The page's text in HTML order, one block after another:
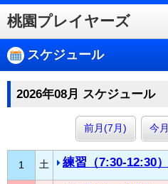
桃園プレイヤーズ
スケジュール
2026年08月 スケジュール
前月(7月) 今月
1 土 練習（7:30-12:30）